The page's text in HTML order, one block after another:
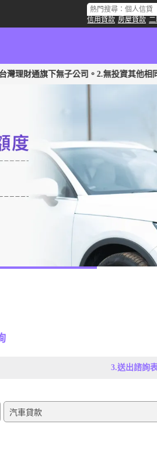
信用貸款 房屋貸款
無子公司。2.無投資其他相同產業。
3.送出諮詢